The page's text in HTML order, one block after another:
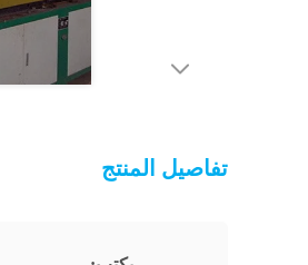
تفاصيل المنتج